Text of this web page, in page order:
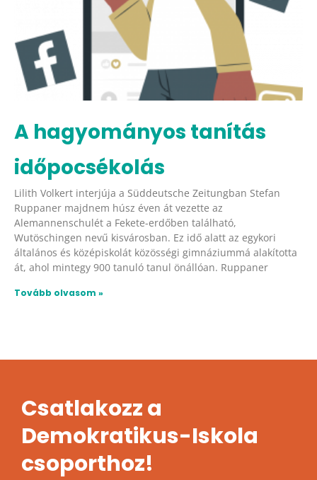
A hagyományos tanítás
időpocsékolás
Lilith Volkert interjúja a Süddeutsche Zeitungban Stefan
Ruppaner majdnem húsz éven át vezette az
Alemannenschulét a Fekete-erdőben található,
Wutöschingen nevű kisvárosban. Ez idő alatt az egykori
általános és középiskolát közösségi gimnáziummá alakította
át, ahol mintegy 900 tanuló tanul önállóan. Ruppaner
Tovább olvasom »
Csatlakozz a
Demokratikus-Iskola
csoporthoz!